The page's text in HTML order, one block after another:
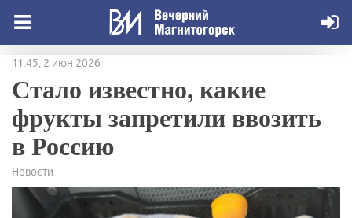
11:45, 2 июн 2026
Стало известно, какие
фрукты запретили ввозить
в Россию
Новости